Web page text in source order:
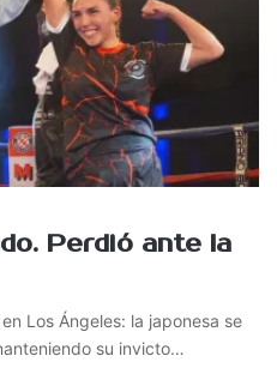
Perdió ante la
Los Ángeles: la japonesa se
su invicto…